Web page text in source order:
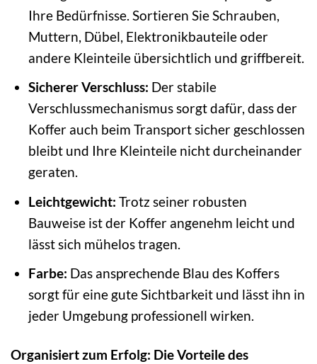
Ihre Bedürfnisse. Sortieren Sie Schrauben,
Muttern, Dübel, Elektronikbauteile oder
andere Kleinteile übersichtlich und griffbereit.
Sicherer Verschluss: Der stabile
Verschlussmechanismus sorgt dafür, dass der
Koffer auch beim Transport sicher geschlossen
bleibt und Ihre Kleinteile nicht durcheinander
geraten.
Leichtgewicht: Trotz seiner robusten
Bauweise ist der Koffer angenehm leicht und
lässt sich mühelos tragen.
Farbe: Das ansprechende Blau des Koffers
sorgt für eine gute Sichtbarkeit und lässt ihn in
jeder Umgebung professionell wirken.
Organisiert zum Erfolg: Die Vorteile des